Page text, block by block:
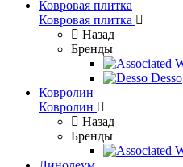
Ковровая плитка
Ковровая плитка
Назад
Бренды
Desso
Ковролин
Ковролин
Назад
Бренды